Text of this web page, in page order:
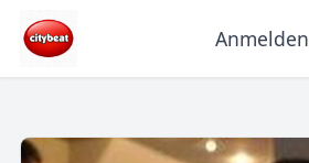
Anmelden